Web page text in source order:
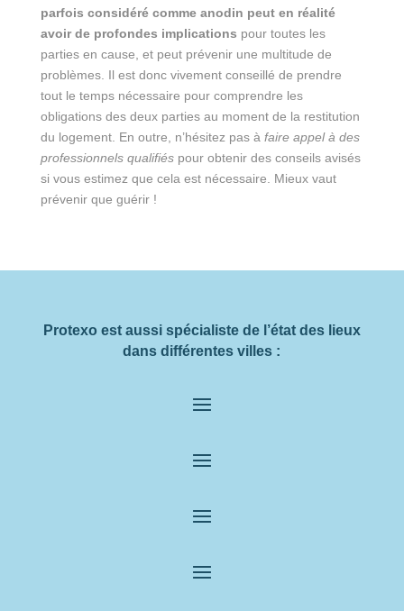
parfois considéré comme anodin peut en réalité
avoir de profondes implications pour toutes les
parties en cause, et peut prévenir une multitude de
problèmes. Il est donc vivement conseillé de prendre
tout le temps nécessaire pour comprendre les
obligations des deux parties au moment de la restitution
du logement. En outre, n’hésitez pas à faire appel à des
professionnels qualifiéspour obtenir des conseils avisés
si vous estimez que cela est nécessaire. Mieux vaut
prévenir que guérir !
Protexo est aussi spécialiste de l’état des lieux
dans différentes villes :